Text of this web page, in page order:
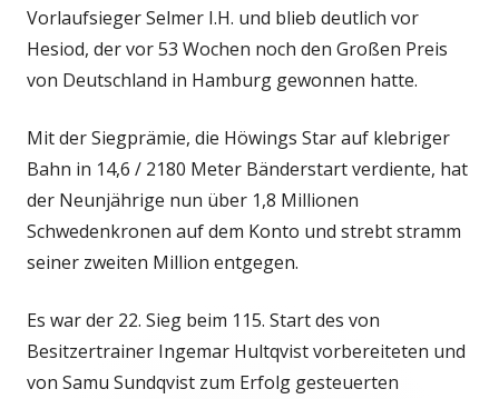
Vorlaufsieger Selmer I.H. und blieb deutlich vor
Hesiod, der vor 53 Wochen noch den Großen Preis
von Deutschland in Hamburg gewonnen hatte.
Mit der Siegprämie, die Höwings Star auf klebriger
Bahn in 14,6 / 2180 Meter Bänderstart verdiente, hat
der Neunjährige nun über 1,8 Millionen
Schwedenkronen auf dem Konto und strebt stramm
seiner zweiten Million entgegen.
Es war der 22. Sieg beim 115. Start des von
Besitzertrainer Ingemar Hultqvist vorbereiteten und
von Samu Sundqvist zum Erfolg gesteuerten